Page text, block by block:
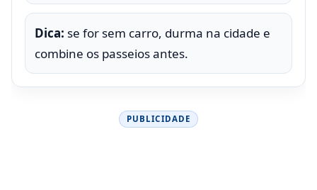
Dica: se for sem carro, durma na cidade e
combine os passeios antes.
PUBLICIDADE